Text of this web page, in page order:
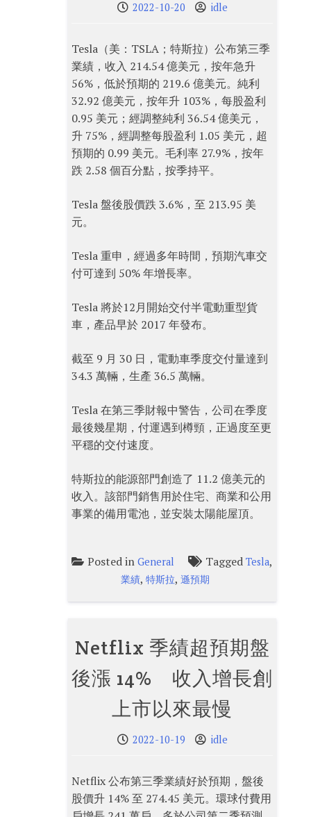
2022-10-20 idle
Tesla（美：TSLA；特斯拉）公布第三季
業績，收入 214.54 億美元，按年急升
56%，低於預期的 219.6 億美元。純利
32.92 億美元，按年升 103%，每股盈利
0.95 美元；經調整純利 36.54 億美元，
升 75%，經調整每股盈利 1.05 美元，超
預期的 0.99 美元。毛利率 27.9%，按年
跌 2.58 個百分點，按季持平。
Tesla 盤後股價跌 3.6%，至 213.95 美
元。
Tesla 重申，經過多年時間，預期汽車交
付可達到 50% 年增長率。
Tesla 將於12月開始交付半電動重型貨
車，產品早於 2017 年發布。
截至 9 月 30 日，電動車季度交付量達到
34.3 萬輛，生產 36.5 萬輛。
Tesla 在第三季財報中警告，公司在季度
最後幾星期，付運遇到樽頸，正過度至更
平穩的交付速度。
特斯拉的能源部門創造了 11.2 億美元的
收入。該部門銷售用於住宅、商業和公用
事業的備用電池，並安裝太陽能屋頂。
Posted inGeneral TaggedTesla,
業績,特斯拉,遜預期
Netflix 季績超預期盤
後漲 14% 收入增長創
上市以來最慢
2022-10-19 idle
Netflix 公布第三季業績好於預期，盤後
股價升 14% 至 274.45 美元。環球付費用